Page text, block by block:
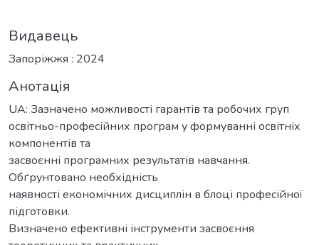
Видавець
Запоріжжя : 2024
Анотація
UA: Зазначено можливості гарантів та робочих груп
освітньо-професійних програм у формуванні освітніх
компонентів та
засвоєнні програмних результатів навчання.
Обґрунтовано необхідність
наявності економічних дисциплін в блоці професійної
підготовки.
Визначено ефективні інструменти засвоєння